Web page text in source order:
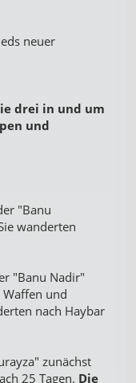
neuer
drei in und um
und
"Banu
wanderten
"Banu Nadir"
und
nach Haybar
zunächst
25 Tagen. Die